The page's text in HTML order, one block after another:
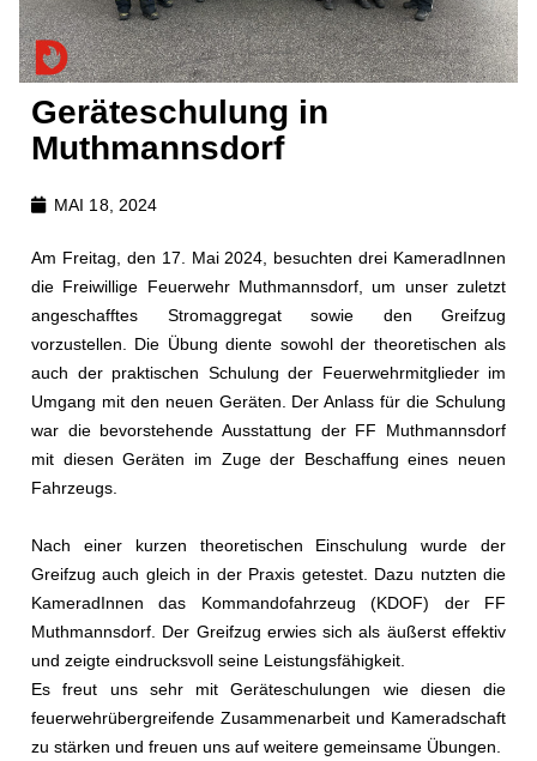
Geräteschulung in
Muthmannsdorf
MAI 18, 2024
Am Freitag, den 17. Mai 2024, besuchten drei KameradInnen
die Freiwillige Feuerwehr Muthmannsdorf, um unser zuletzt
angeschafftes Stromaggregat sowie den Greifzug
vorzustellen. Die Übung diente sowohl der theoretischen als
auch der praktischen Schulung der Feuerwehrmitglieder im
Umgang mit den neuen Geräten. Der Anlass für die Schulung
war die bevorstehende Ausstattung der FF Muthmannsdorf
mit diesen Geräten im Zuge der Beschaffung eines neuen
Fahrzeugs.
Nach einer kurzen theoretischen Einschulung wurde der
Greifzug auch gleich in der Praxis getestet. Dazu nutzten die
KameradInnen das Kommandofahrzeug (KDOF) der FF
Muthmannsdorf. Der Greifzug erwies sich als äußerst effektiv
und zeigte eindrucksvoll seine Leistungsfähigkeit.
Es freut uns sehr mit Geräteschulungen wie diesen die
feuerwehrübergreifende Zusammenarbeit und Kameradschaft
zu stärken und freuen uns auf weitere gemeinsame Übungen.